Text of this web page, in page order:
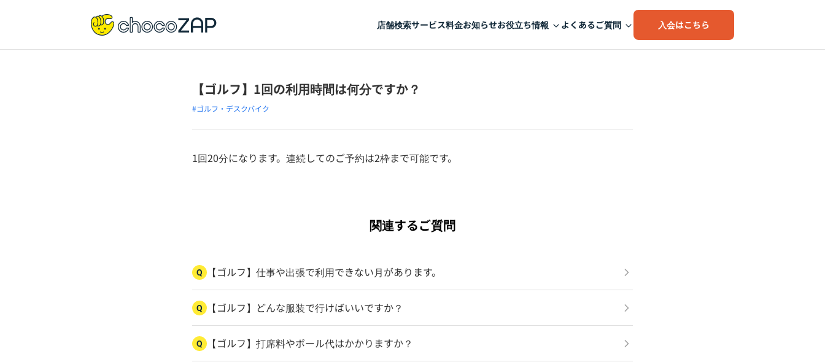
店舗検索サービス料金お知らせお役立ち情報 よくあるご質問 入会はこちら
【ゴルフ】1回の利用時間は何分ですか？
#ゴルフ・デスクバイク
1回20分になります。連続してのご予約は2枠まで可能です。
関連するご質問
Q 【ゴルフ】仕事や出張で利用できない月があります。
Q 【ゴルフ】どんな服装で行けばいいですか？
Q 【ゴルフ】打席料やボール代はかかりますか？